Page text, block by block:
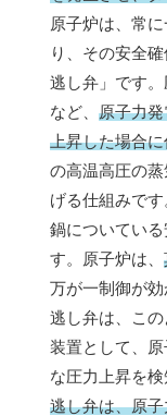
原子炉は、常
り、その安全
逃し弁」です
など、 原子力
上昇した場合
の高温高圧の
げる仕組みで
鍋についてい
す。原子炉は、
万が一制御が
逃し弁は、こ
装置として、
な圧力上昇を検
逃し弁は、原